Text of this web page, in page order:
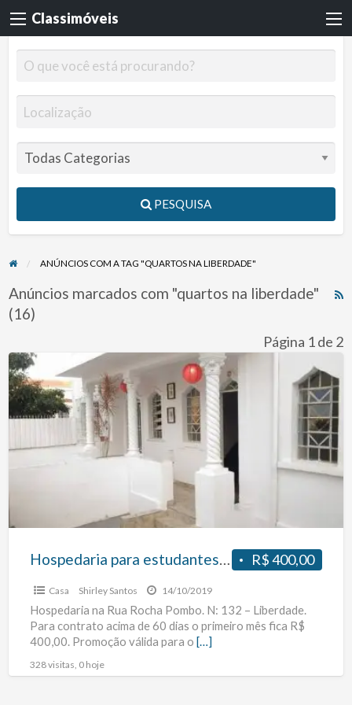
Classimóveis
PESQUISA
ANÚNCIOS COM A TAG "QUARTOS NA LIBERDADE"
Anúncios marcados com "quartos na liberdade"
(16)
Página 1 de 2
Hospedaria
para
estudantes
profissionais
metro
São
Joaquim
R$ 400,00
Hospedaria para estudantes e profissionais no metro São Joaquim
Casa Shirley Santos 14/10/2019
Hospedaria na Rua Rocha Pombo. N: 132 – Liberdade.
Para contrato acima de 60 dias o primeiro mês fica R$
400,00. Promoção válida para o […]
328 visitas, 0 hoje